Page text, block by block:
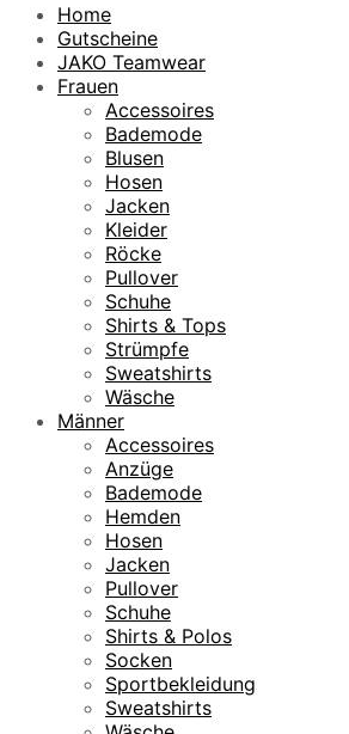
Home
Gutscheine
JAKO Teamwear
Frauen
Accessoires
Bademode
Blusen
Hosen
Jacken
Kleider
Röcke
Pullover
Schuhe
Shirts & Tops
Strümpfe
Sweatshirts
Wäsche
Männer
Accessoires
Anzüge
Bademode
Hemden
Hosen
Jacken
Pullover
Schuhe
Shirts & Polos
Socken
Sportbekleidung
Sweatshirts